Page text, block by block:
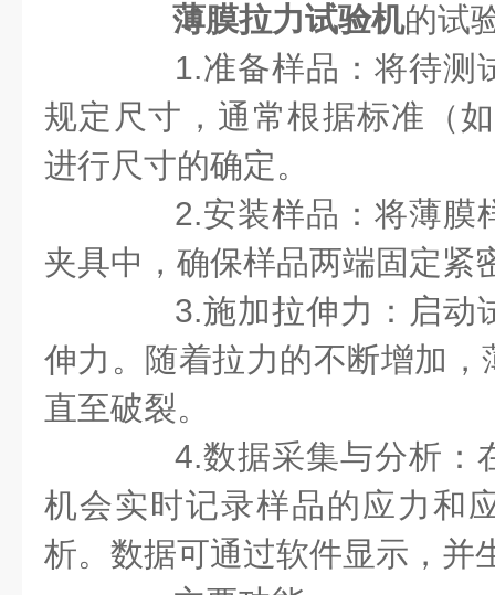
薄膜拉力试验机的试
1.准备样品：将待测
规定尺寸，通常根据标准（
进行尺寸的确定。
2.安装样品：将薄膜
夹具中，确保样品两端固定紧
3.施加拉伸力：启动
伸力。随着拉力的不断增加
直至破裂。
4.数据采集与分析：
机会实时记录样品的应力和
析。数据可通过软件显示，并